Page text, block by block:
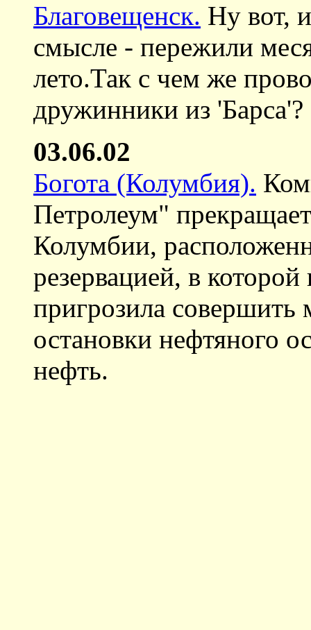
Благовещенск. Ну вот,
смысле - пережили
лето.Так с чем же
дружинники из 'Барса'?
03.06.02
Богота (Колумбия).
Петролеум"
Колумбии,
резервацией, в
пригрозила совершить
остановки нефтяного
нефть.